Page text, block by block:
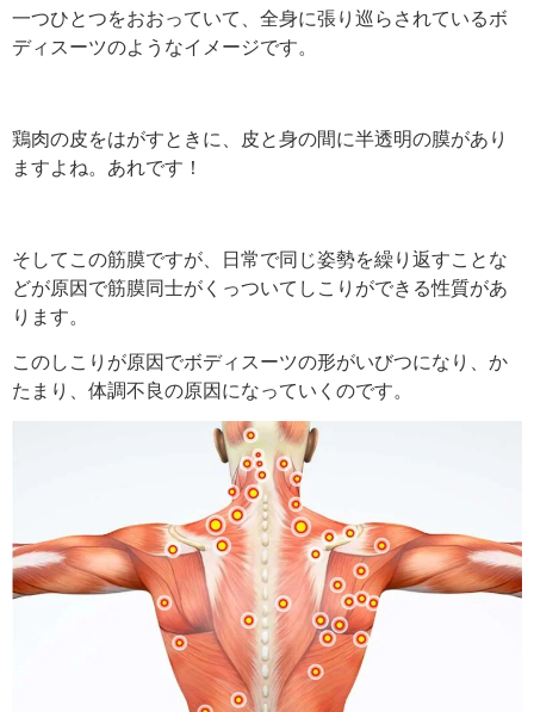
一つひとつをおおっていて、全身に張り巡らされているボ
ディスーツのようなイメージです。
鶏肉の皮をはがすときに、皮と身の間に半透明の膜があり
ますよね。あれです！
そしてこの筋膜ですが、日常で同じ姿勢を繰り返すことな
どが原因で筋膜同士がくっついて しこりができる性質があ
ります。
このしこりが原因でボディスーツの形がいびつになり、か
たまり、体調不良の原因になっていくのです。